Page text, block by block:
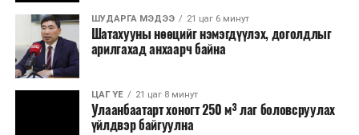
ШУДАРГА МЭДЭЭ 21 цаг 6 минут
Шатахууны нөөцийг нэмэгдүүлэх, доголдлыг
арилгахад анхаарч байна
ЦАГ ҮЕ 21 цаг 8 минут
Улаанбаатарт хоногт 250 м³ лаг боловсруулах
үйлдвэр байгуулна